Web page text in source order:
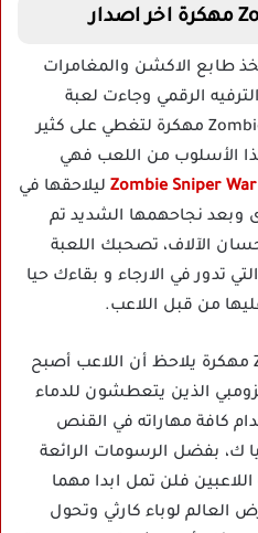
طابع الاكشن والمغامرات
الرقمي وجاءت لعبة
Zombie Sniper War 3 premium Apk مهكرة لتغطي على كثير
الأسلوب من اللعب فهي
Zombie Sniper War ليلاحقها في
وبعد نجاحهمها الشديد تم
الآلاف، تصحبك اللعبة
تدور في الارجاء و بقاءك حيا
من قبل اللاعب.
في لعبة Zombie Sniper War 3 مهكرة يلاحظ أن اللاعب أصبح
الذين يتعطشون للدماء
كافة مهاراته في القنص
ك، بفضل الرسومات الرائعة
فلن تمل ابدا مهما
العالم لوباء كارثي وتحول